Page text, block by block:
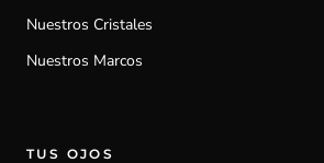
Nuestros Cristales
Nuestros Marcos
TUS OJOS